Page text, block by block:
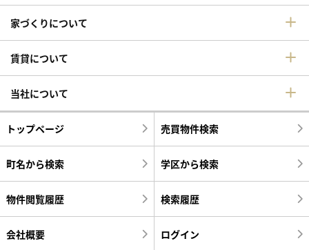
家づくりについて
賃貸について
当社について
トップページ 売買物件検索
町名から検索 学区から検索
物件閲覧履歴 検索履歴
会社概要 ログイン